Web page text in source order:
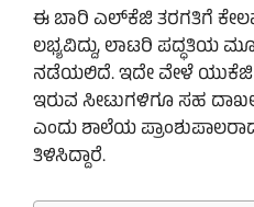
ಈ ಬಾರಿ ಎಲ್‌ಕೆಜಿ ತರಗತಿಗೆ
ಲಭ್ಯವಿದ್ದು, ಲಾಟರಿ ಪದ್ಧತಿಯ
ನಡೆಯಲಿದೆ. ಇದೇ ವೇಳೆ ಯುಕೆಜಿ
ಇರುವ ಸೀಟುಗಳಿಗೂ ಸಹ
ಎಂದು ಶಾಲೆಯ
ತಿಳಿಸಿದ್ದಾರೆ.